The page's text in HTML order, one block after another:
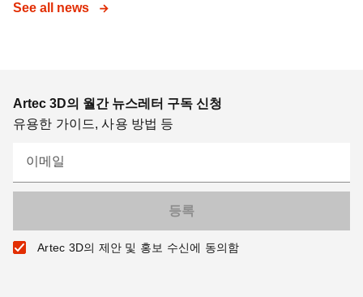
See all news
Artec 3D의 월간 뉴스레터 구독 신청
유용한 가이드, 사용 방법 등
이메일
Artec 3D의 제안 및 홍보 수신에 동의함